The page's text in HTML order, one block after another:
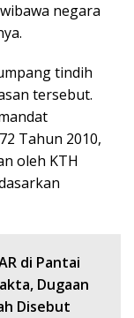
negara
tindih
tersebut.
Tahun 2010,
oleh KTH
di Pantai
Dugaan
Disebut